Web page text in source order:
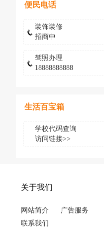
便民电话
装饰装修
招商中
驾照办理
18888888888
生活百宝箱
学校代码查询
访问链接>>
关于我们
网站简介
广告服务
联系我们